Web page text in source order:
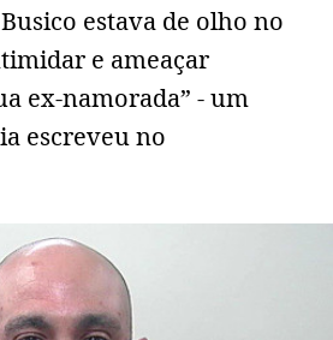
estava de olho no
e ameaçar
ex-namorada” - um
escreveu no